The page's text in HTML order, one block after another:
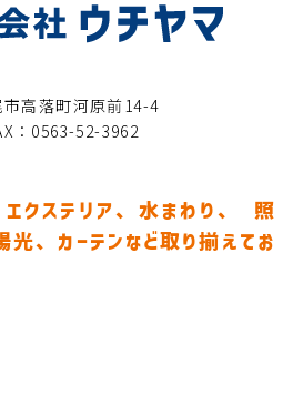
高落町河原前14-4
：0563-52-3962
クステリア、水まわり、
照
、カーテンなど取り揃えてお